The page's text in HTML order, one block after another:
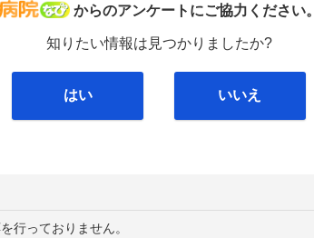
病院なび
からのアンケートにご協力ください。
知りたい情報は見つかりましたか?
はい いいえ
行っておりません。